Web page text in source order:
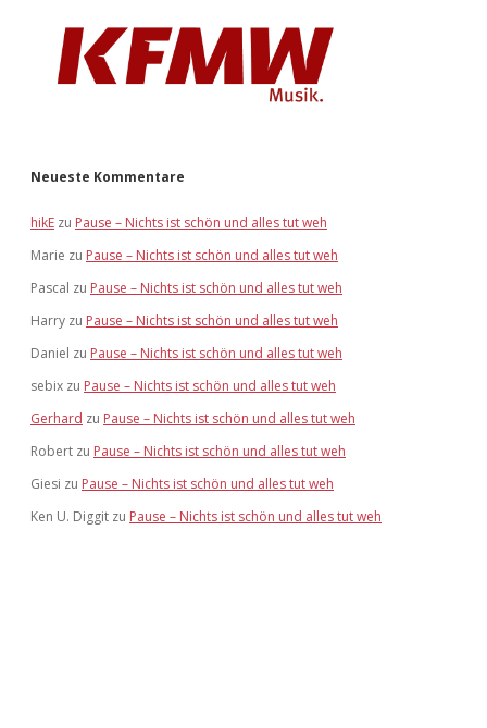
Neueste Kommentare
hikE zu Pause – Nichts ist schön und alles tut weh
Marie zu Pause – Nichts ist schön und alles tut weh
Pascal zu Pause – Nichts ist schön und alles tut weh
Harry zu Pause – Nichts ist schön und alles tut weh
Daniel zu Pause – Nichts ist schön und alles tut weh
sebix zu Pause – Nichts ist schön und alles tut weh
Gerhard zu Pause – Nichts ist schön und alles tut weh
Robert zu Pause – Nichts ist schön und alles tut weh
Giesi zu Pause – Nichts ist schön und alles tut weh
Ken U. Diggit zu Pause – Nichts ist schön und alles tut weh